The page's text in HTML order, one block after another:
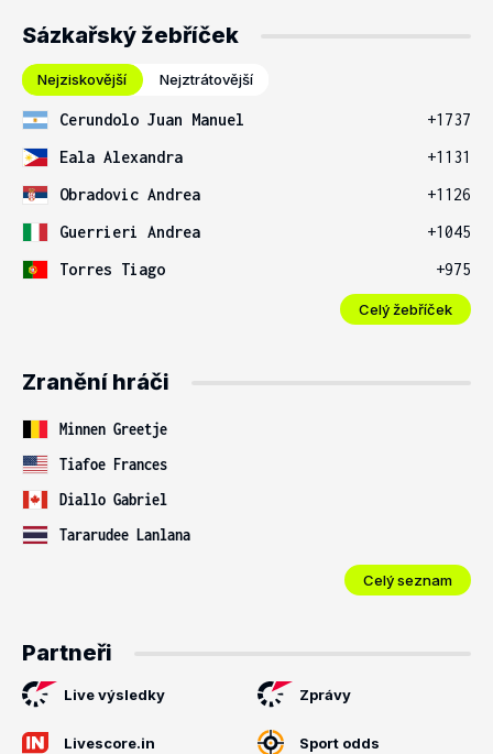
Sázkařský žebříček
Nejziskovější Nejztrátovější
Cerundolo Juan Manuel
+1737
Eala Alexandra
+1131
Obradovic Andrea
+1126
Guerrieri Andrea
+1045
Torres Tiago
+975
Celý žebříček
Zranění hráči
Minnen Greetje
Tiafoe Frances
Diallo Gabriel
Tararudee Lanlana
Celý seznam
Partneři
Live výsledky Zprávy
Livescore.in Sport odds